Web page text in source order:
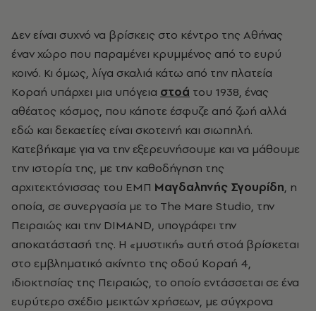
Δεν είναι συχνό να βρίσκεις στο κέντρο της Αθήνας
έναν χώρο που παραμένει κρυμμένος από το ευρύ
κοινό. Κι όμως, λίγα σκαλιά κάτω από την πλατεία
Κοραή υπάρχει μια υπόγεια στοά του 1938, ένας
αθέατος κόσμος, που κάποτε έσφυζε από ζωή αλλά
εδώ και δεκαετίες είναι σκοτεινή και σιωπηλή.
Κατεβήκαμε για να την εξερευνήσουμε και να μάθουμε
την ιστορία της, με την καθοδήγηση της
αρχιτεκτόνισσας του ΕΜΠ Μαγδαληνής Σγουρίδη, η
οποία, σε συνεργασία με το The Mare Studio, την
Πειραιώς και την DIMAND, υπογράφει την
αποκατάστασή της. Η «μυστική» αυτή στοά βρίσκεται
στο εμβληματικό ακίνητο της οδού Κοραή 4,
ιδιοκτησίας της Πειραιώς, το οποίο εντάσσεται σε ένα
ευρύτερο σχέδιο μεικτών χρήσεων, με σύγχρονα